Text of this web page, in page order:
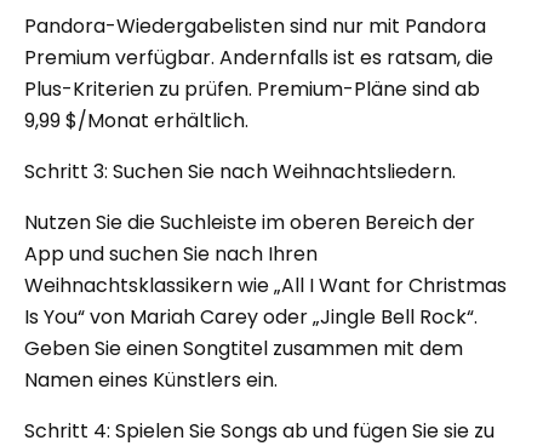
Pandora-Wiedergabelisten sind nur mit Pandora
Premium verfügbar. Andernfalls ist es ratsam, die
Plus-Kriterien zu prüfen. Premium-Pläne sind ab
9,99 $/Monat erhältlich.
Schritt 3: Suchen Sie nach Weihnachtsliedern.
Nutzen Sie die Suchleiste im oberen Bereich der
App und suchen Sie nach Ihren
Weihnachtsklassikern wie „All I Want for Christmas
Is You“ von Mariah Carey oder „Jingle Bell Rock“.
Geben Sie einen Songtitel zusammen mit dem
Namen eines Künstlers ein.
Schritt 4: Spielen Sie Songs ab und fügen Sie sie zu